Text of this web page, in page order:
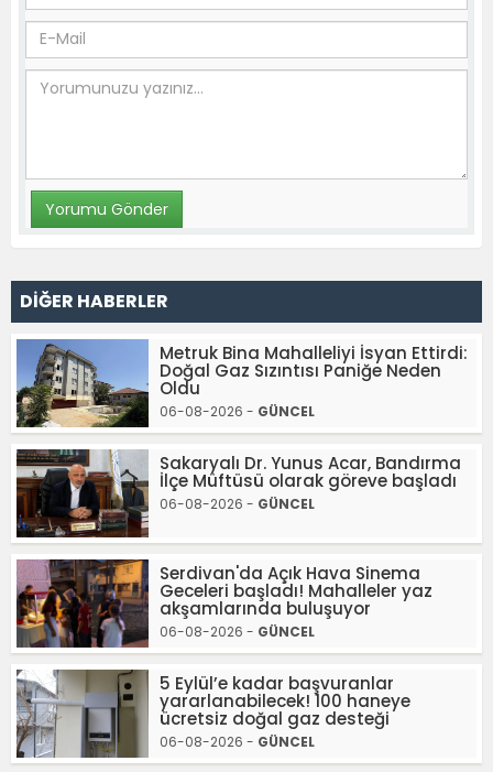
DİĞER HABERLER
Metruk Bina Mahalleliyi İsyan Ettirdi:
Doğal Gaz Sızıntısı Paniğe Neden
Oldu
06-08-2026 - GÜNCEL
Sakaryalı Dr. Yunus Acar, Bandırma
İlçe Müftüsü olarak göreve başladı
06-08-2026 - GÜNCEL
Serdivan'da Açık Hava Sinema
Geceleri başladı! Mahalleler yaz
akşamlarında buluşuyor
06-08-2026 - GÜNCEL
5 Eylül’e kadar başvuranlar
yararlanabilecek! 100 haneye
ücretsiz doğal gaz desteği
06-08-2026 - GÜNCEL